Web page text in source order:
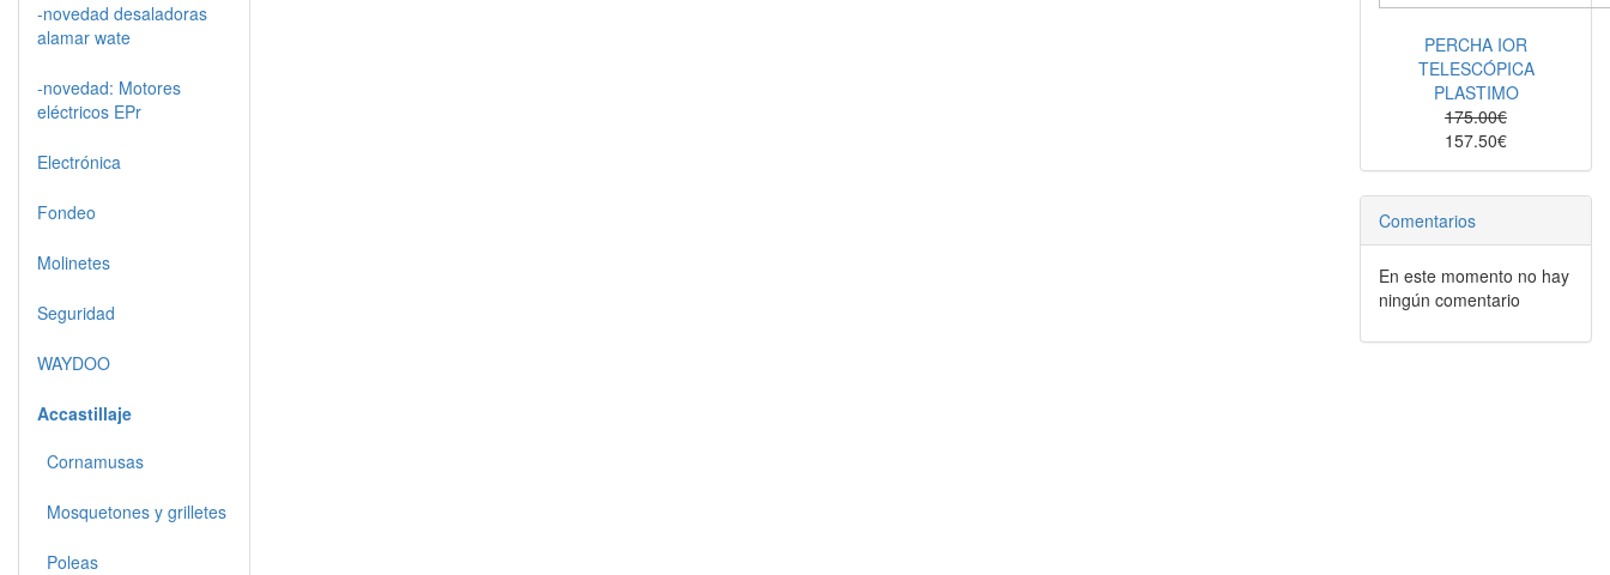
-novedad desaladoras
alamar wate
-novedad: Motores
eléctricos EPr
Electrónica
Fondeo
Molinetes
Seguridad
WAYDOO
Accastillaje
Cornamusas
Mosquetones y grilletes
Poleas
PERCHA IOR
TELESCÓPICA
PLASTIMO
175.00€
157.50€
Comentarios
En este momento no hay
ningún comentario